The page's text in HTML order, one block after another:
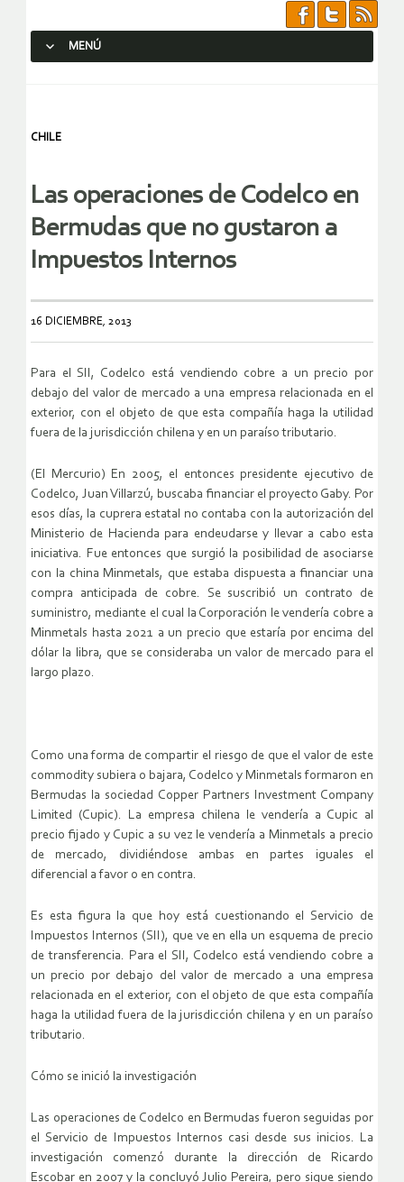
MENÚ
CHILE
Las operaciones de Codelco en
Bermudas que no gustaron a
Impuestos Internos
16 DICIEMBRE, 2013
Para el SII, Codelco está vendiendo cobre a un precio por
debajo del valor de mercado a una empresa relacionada en el
exterior, con el objeto de que esta compañía haga la utilidad
fuera de la jurisdicción chilena y en un paraíso tributario.
(El Mercurio) En 2005, el entonces presidente ejecutivo de
Codelco, Juan Villarzú, buscaba financiar el proyecto Gaby. Por
esos días, la cuprera estatal no contaba con la autorización del
Ministerio de Hacienda para endeudarse y llevar a cabo esta
iniciativa. Fue entonces que surgió la posibilidad de asociarse
con la china Minmetals, que estaba dispuesta a financiar una
compra anticipada de cobre. Se suscribió un contrato de
suministro, mediante el cual la Corporación le vendería cobre a
Minmetals hasta 2021 a un precio que estaría por encima del
dólar la libra, que se consideraba un valor de mercado para el
largo plazo.
Como una forma de compartir el riesgo de que el valor de este
commodity subiera o bajara, Codelco y Minmetals formaron en
Bermudas la sociedad Copper Partners Investment Company
Limited (Cupic). La empresa chilena le vendería a Cupic al
precio fijado y Cupic a su vez le vendería a Minmetals a precio
de mercado, dividiéndose ambas en partes iguales el
diferencial a favor o en contra.
Es esta figura la que hoy está cuestionando el Servicio de
Impuestos Internos (SII), que ve en ella un esquema de precio
de transferencia. Para el SII, Codelco está vendiendo cobre a
un precio por debajo del valor de mercado a una empresa
relacionada en el exterior, con el objeto de que esta compañía
haga la utilidad fuera de la jurisdicción chilena y en un paraíso
tributario.
Cómo se inició la investigación
Las operaciones de Codelco en Bermudas fueron seguidas por
el Servicio de Impuestos Internos casi desde sus inicios. La
investigación comenzó durante la dirección de Ricardo
Escobar en 2007 y la concluyó Julio Pereira, pero sigue siendo